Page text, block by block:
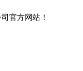
官方网站！